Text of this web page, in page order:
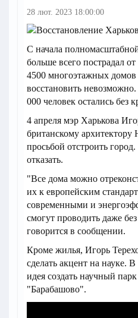
28 лют. 2023 18:00:00
С начала
больше всего пострадал
4500 многоэтажных
восстановить невозможно.
000 человек остались без
4 апреля мэр Харькова
британскому
просьбой отстроить
отказать.
"Все дома можно
их к европейским
современными и
смогут проводить даже
говорится в сообщении.
Кроме жилья, Игорь
сделать акцент на науке.
идея создать научный
"Барабашово".